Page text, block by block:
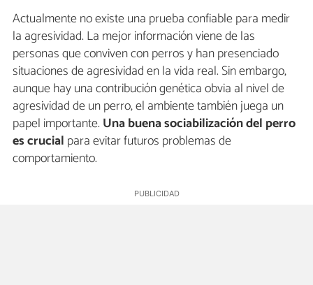
Actualmente no existe una prueba confiable para medir
la agresividad. La mejor información viene de las
personas que conviven con perros y han presenciado
situaciones de agresividad en la vida real. Sin embargo,
aunque hay una contribución genética obvia al nivel de
agresividad de un perro, el ambiente también juega un
papel importante. Una buena sociabilización del perro
es crucial para evitar futuros problemas de
comportamiento.